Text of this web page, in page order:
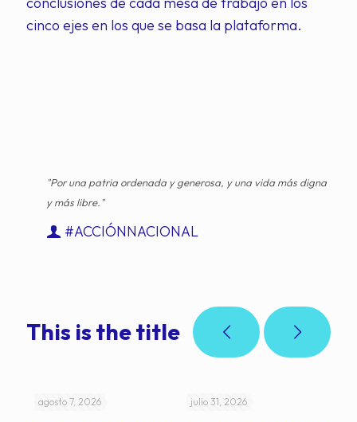
cinco ejes en los que se basa la plataforma.
"Por una patria ordenada y generosa, y una vida más digna
y más libre."
#ACCIÓNNACIONAL
This is the title
agosto 7, 2026 julio 31, 2026